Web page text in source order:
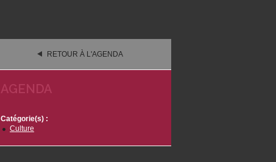
RETOUR À L'AGENDA
AGENDA
Catégorie(s) :
Culture